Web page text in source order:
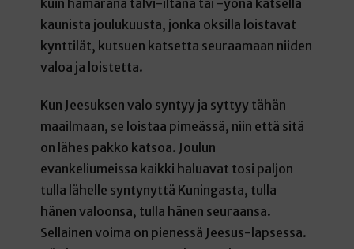
kaunista joulukuusta, jonka oksilla loistavat
kynttilät, kutsuen katsetta seuraamaan niiden
valoa ja loistetta.
Kun Jeesuksen valo syntyy ja syttyy tähän
maailmaan, se loistaa pimeässä, niin että sitä
on lähes pakko katsoa. Joulun
evankeliumeissa kaikki haluavat tosi paljon
tulla lähelle syntynyttä Kuningasta, tulla
hänen valoonsa, tulla hänen seuraansa.
Sellainen voima on pienessä Jeesus-lapsessa.